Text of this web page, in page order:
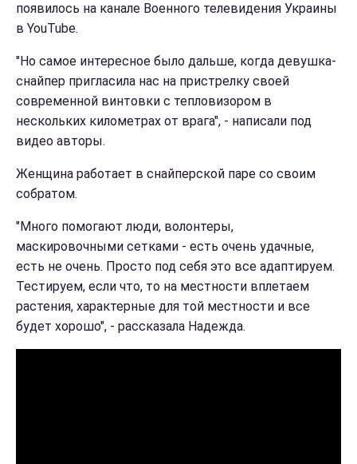
появилось на канале Военного телевидения Украины
в YouTube.
"Но самое интересное было дальше, когда девушка-
снайпер пригласила нас на пристрелку своей
современной винтовки с тепловизором в
нескольких километрах от врага", - написали под
видео авторы.
Женщина работает в снайперской паре со своим
собратом.
"Много помогают люди, волонтеры,
маскировочными сетками - есть очень удачные,
есть не очень. Просто под себя это все адаптируем.
Тестируем, если что, то на местности вплетаем
растения, характерные для той местности и все
будет хорошо", - рассказала Надежда.